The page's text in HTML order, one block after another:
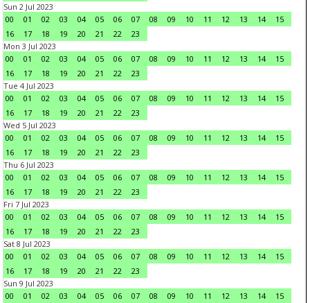
Sun 2 Jul 2023
00
01 02 03 04 05 06 07 08 09 10 11 12 13 14
15
16
17 18 19 20 21 22
23
Mon 3 Jul 2023
00
01 02 03 04 05 06 07 08 09 10 11 12 13 14
15
16
17 18 19 20 21 22
23
Tue 4 Jul 2023
00
01 02 03 04 05 06 07 08 09 10 11 12 13 14
15
16
17 18 19 20 21 22
23
Wed 5 Jul 2023
00
01 02 03 04 05 06 07 08 09 10 11 12 13 14
15
16
17 18 19 20 21 22
23
Thu 6 Jul 2023
00
01 02 03 04 05 06 07 08 09 10 11 12 13 14
15
16
17 18 19 20 21 22
23
Fri 7 Jul 2023
00
01 02 03 04 05 06 07 08 09 10 11 12 13 14
15
16
17 18 19 20 21 22
23
Sat 8 Jul 2023
00
01 02 03 04 05 06 07 08 09 10 11 12 13 14
15
16
17 18 19 20 21 22
23
Sun 9 Jul 2023
00
01 02 03 04 05 06 07 08 09 10 11 12 13 14
15